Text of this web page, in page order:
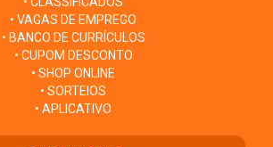
• VAGAS DE EMPREGO
• BANCO DE CURRÍCULOS
• CUPOM DESCONTO
• SHOP ONLINE
• SORTEIOS
• APLICATIVO